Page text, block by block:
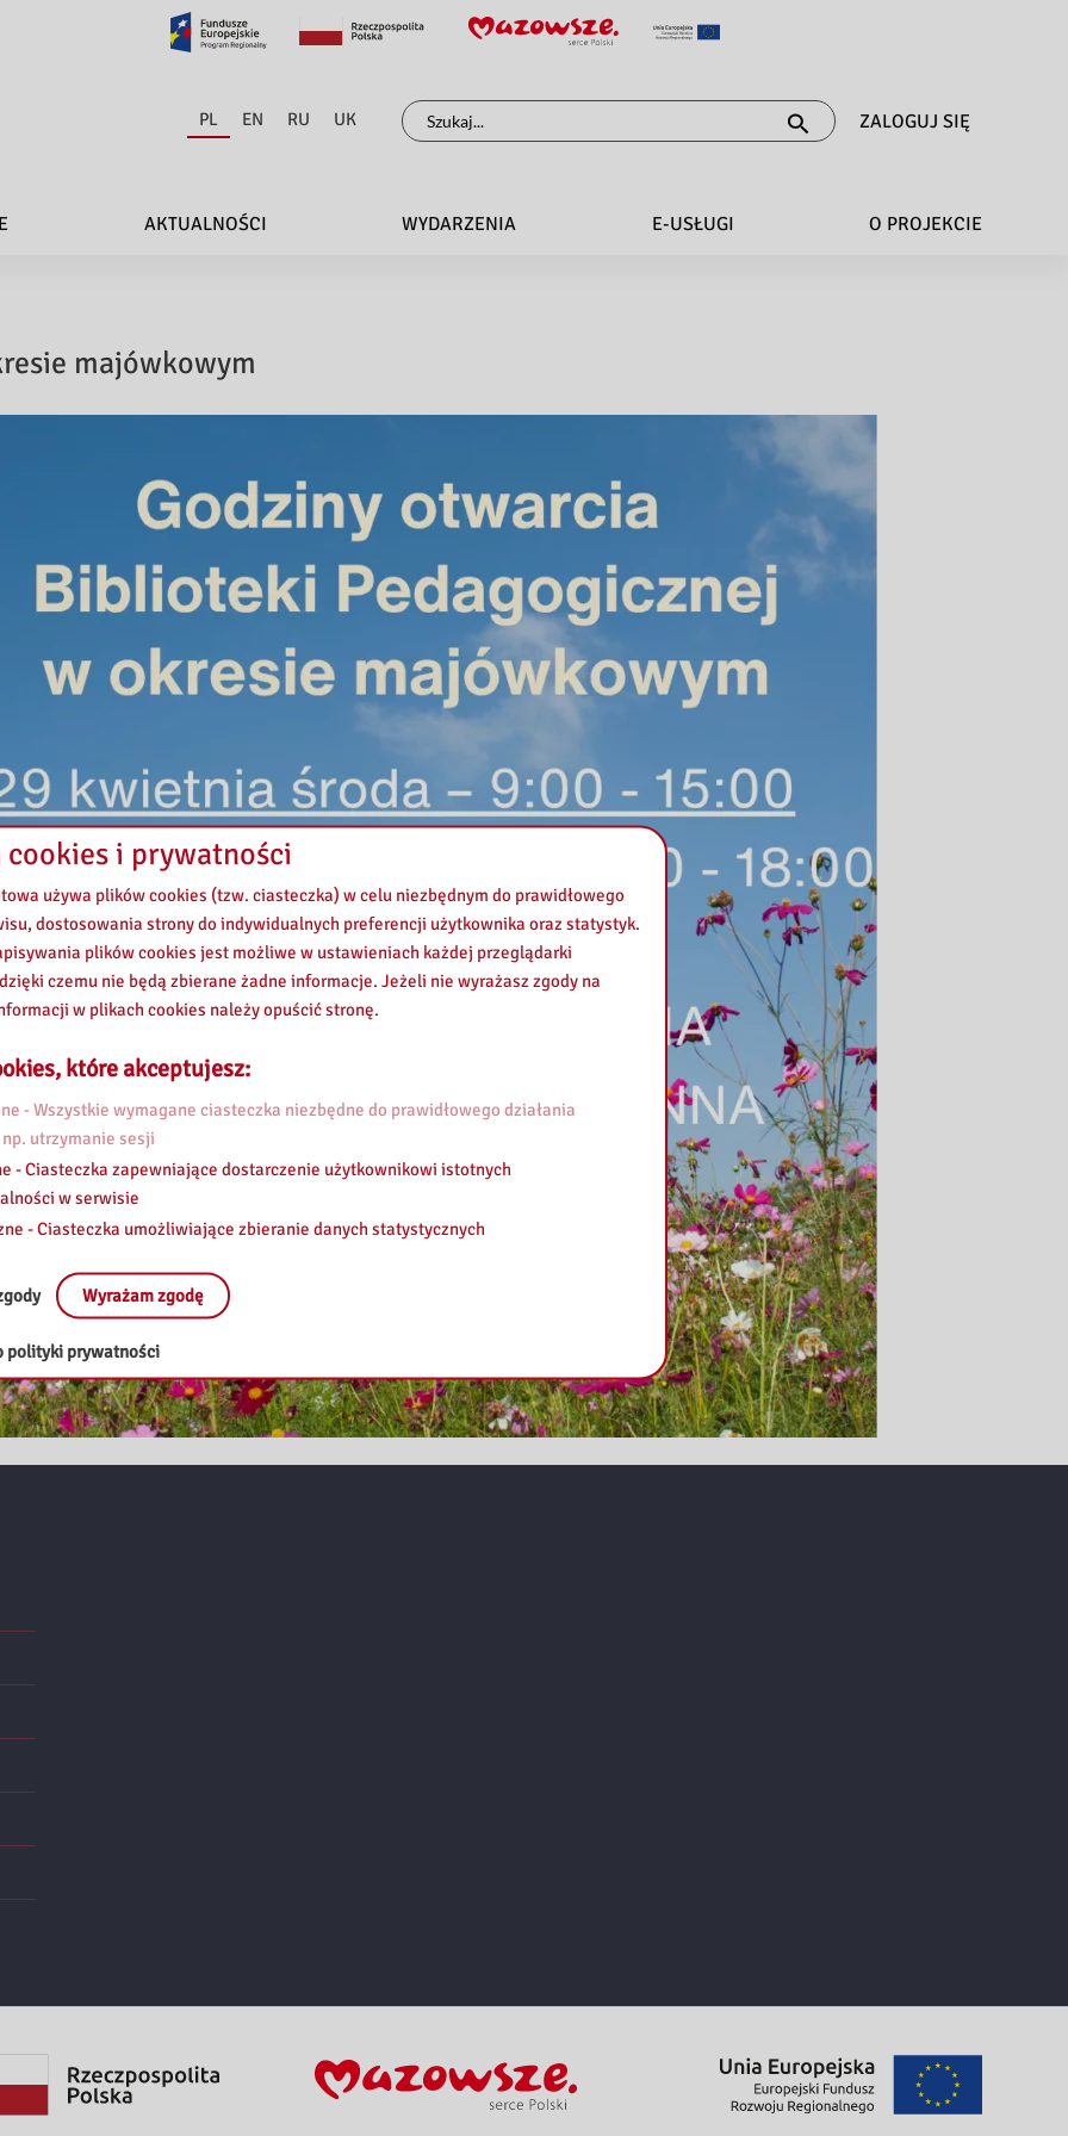
PL EN RU UK
Szukaj
dla:
ZALOGUJ SIĘ
AKTUALNOŚCI WYDARZENIA E-USŁUGI O PROJEKCIE
majówkowym
i prywatności
używa plików cookies (tzw. ciasteczka) w celu niezbędnym do prawidłowego
dostosowania strony do indywidualnych preferencji użytkownika oraz statystyk.
plików cookies jest możliwe w ustawieniach każdej przeglądarki
czemu nie będą zbierane żadne informacje. Jeżeli nie wyrażasz zgody na
w plikach cookies należy opuścić stronę.
które akceptujesz:
- Wszystkie wymagane ciasteczka niezbędne do prawidłowego działania
utrzymanie sesji
- Ciasteczka zapewniające dostarczenie użytkownikowi istotnych
w serwisie
- Ciasteczka umożliwiające zbieranie danych statystycznych
Wyrażam zgodę
polityki prywatności